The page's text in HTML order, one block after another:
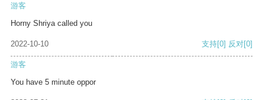
游客
Horny Shriya called you
2022-10-10 支持[0] 反对[0]
游客
You have 5 minute oppor